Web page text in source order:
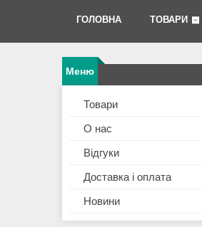
ГОЛОВНА ТОВАРИ
Товари
О нас
Відгуки
Доставка і оплата
Новини